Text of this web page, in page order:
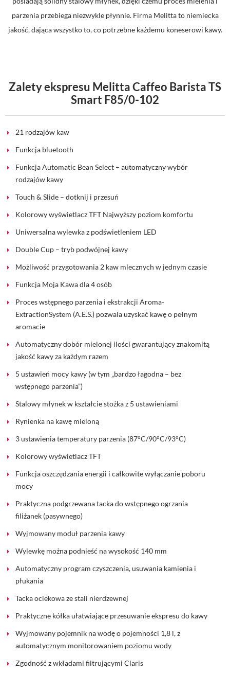
parzenia przebiega niezwykle płynnie. Firma Melitta to niemiecka
jakość, dająca wszystko to, co potrzebne każdemu koneserowi kawy.
Zalety ekspresu Melitta Caffeo Barista TS
Smart F85/0-102
21 rodzajów kaw
Funkcja bluetooth
Funkcja Automatic Bean Select – automatyczny wybór
rodzajów kawy
Touch & Slide – dotknij i przesuń
Kolorowy wyświetlacz TFT Najwyższy poziom komfortu
Uniwersalna wylewka z podświetleniem LED
Double Cup – tryb podwójnej kawy
Możliwość przygotowania 2 kaw mlecznych w jednym czasie
Funkcja Moja Kawa dla 4 osób
Proces wstępnego parzenia i ekstrakcji Aroma-
ExtractionSystem (A.E.S.) pozwala uzyskać kawę o pełnym
aromacie
Automatyczny dobór mielonej ilości gwarantujący znakomitą
jakość kawy za każdym razem
5 ustawień mocy kawy (w tym „bardzo łagodna – bez
wstępnego parzenia”)
Stalowy młynek w kształcie stożka z 5 ustawieniami
Rynienka na kawę mieloną
3 ustawienia temperatury parzenia (87°C/90°C/93°C)
Kolorowy wyświetlacz TFT
Funkcja oszczędzania energii i całkowite wyłączanie poboru
mocy
Praktyczna podgrzewana tacka do wstępnego ogrzania
filiżanek (pasywnego)
Wyjmowany moduł parzenia kawy
Wylewkę można podnieść na wysokość 140 mm
Automatyczny program czyszczenia, usuwania kamienia i
płukania
Tacka ociekowa ze stali nierdzewnej
Praktyczne kółka ułatwiające przesuwanie ekspresu do kawy
Wyjmowany pojemnik na wodę o pojemności 1,8 l, z
automatycznym monitorowaniem poziomu wody
Zgodność z wkładami filtrującymi Claris